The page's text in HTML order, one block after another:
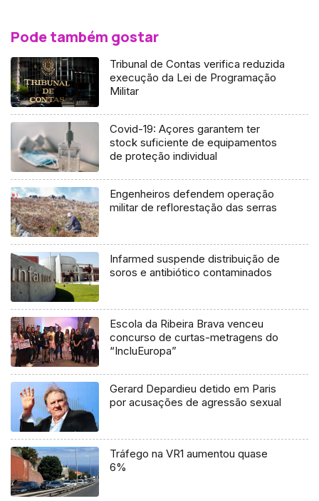
Pode também gostar
Tribunal de Contas verifica reduzida
execução da Lei de Programação
Militar
Covid-19: Açores garantem ter
stock suficiente de equipamentos
de proteção individual
Engenheiros defendem operação
militar de reflorestação das serras
Infarmed suspende distribuição de
soros e antibiótico contaminados
Escola da Ribeira Brava venceu
concurso de curtas-metragens do
“IncluEuropa”
Gerard Depardieu detido em Paris
por acusações de agressão sexual
Tráfego na VR1 aumentou quase
6%